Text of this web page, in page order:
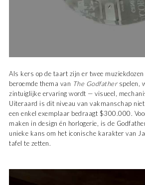
Als kers op de taart zijn er twee
beroemde thema van The Godfatherspelen,
zintuiglijke ervaring wordt — visueel,
Uiteraard is dit niveau van vakmanschap
een enkel exemplaar bedraagt $300.000.
maken in design én horlogerie, is de
unieke kans om het iconische karakter van
tafel te zetten.